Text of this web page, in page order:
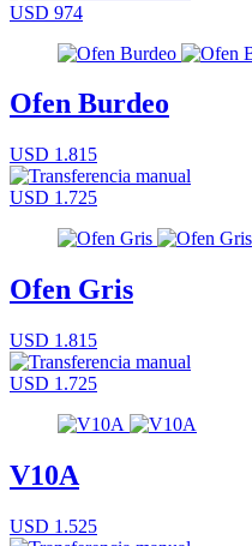
USD 974
Ofen Burdeo
USD 1.815
USD 1.725
Ofen Gris
USD 1.815
USD 1.725
V10A
USD 1.525